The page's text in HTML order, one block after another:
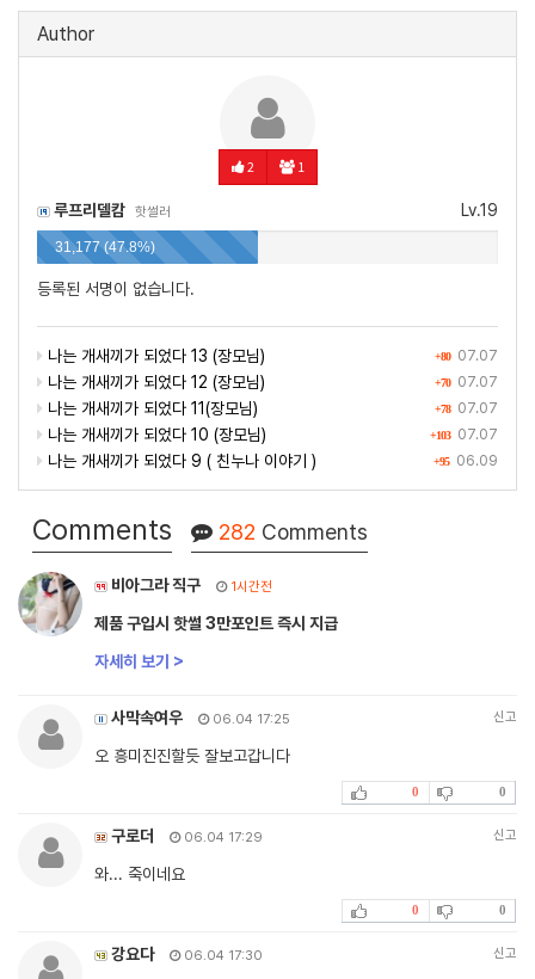
Author
2 1
Lv.19
루프리델캄 핫썰러
31,177 (47.8%)
등록된 서명이 없습니다.
+80 07.07
나는 개새끼가 되었다 13 (장모님)
+70 07.07
나는 개새끼가 되었다 12 (장모님)
+78 07.07
나는 개새끼가 되었다 11(장모님)
+103 07.07
나는 개새끼가 되었다 10 (장모님)
+95 06.09
나는 개새끼가 되었다 9 ( 친누나 이야기 )
Comments 282 Comments
비아그라 직구 1시간전
제품 구입시 핫썰 3만포인트 즉시 지급
자세히 보기 >
사막속여우 06.04 17:25 신고
오 흥미진진할듯 잘보고갑니다
0 0
구로더 06.04 17:29 신고
와... 죽이네요
0 0
강요다 06.04 17:30 신고